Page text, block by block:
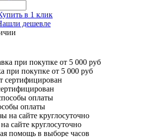
в 1 клик
дешевле
при покупке от 5 000 руб
оплаты
сайте круглосуточно